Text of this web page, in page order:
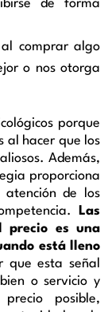
de forma
comprar algo
o nos otorga
porque
al hacer que los
Además,
proporciona
de los
Las
precio es una
está lleno
esta señal
o servicio y
posible,